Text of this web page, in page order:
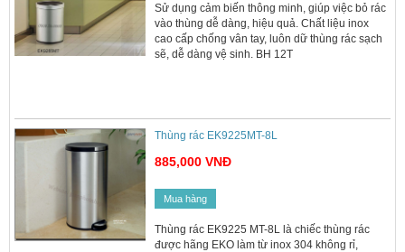
Sử dụng cảm biến thông minh, giúp việc bỏ rác
vào thùng dễ dàng, hiệu quả. Chất liệu inox
cao cấp chống vân tay, luôn dữ thùng rác sạch
sẽ, dễ dàng vệ sinh. BH 12T
Thùng rác EK9225MT-8L
885,000 VNĐ
Mua hàng
Thùng rác EK9225 MT-8L là chiếc thùng rác
được hãng EKO làm từ inox 304 không rỉ,